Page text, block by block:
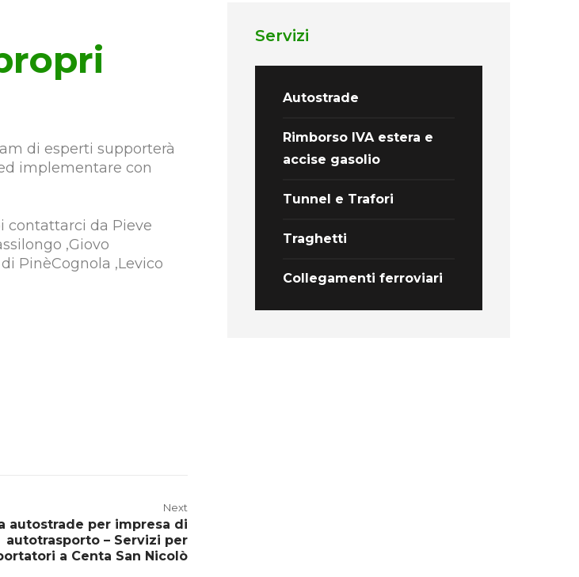
di esperti supporterà
implementare con
contattarci da Pieve
,Giovo
PinèCognola ,Levico
Next
autostrade per impresa di
autotrasporto – Servizi per
a Centa San Nicolò
Servizi
Autostrade
Rimborso IVA estera e
accise gasolio
Tunnel e Trafori
Traghetti
Collegamenti ferroviari